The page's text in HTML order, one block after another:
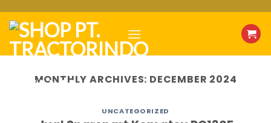
content
MONTHLY ARCHIVES: DECEMBER 2024
UNCATEGORIZED